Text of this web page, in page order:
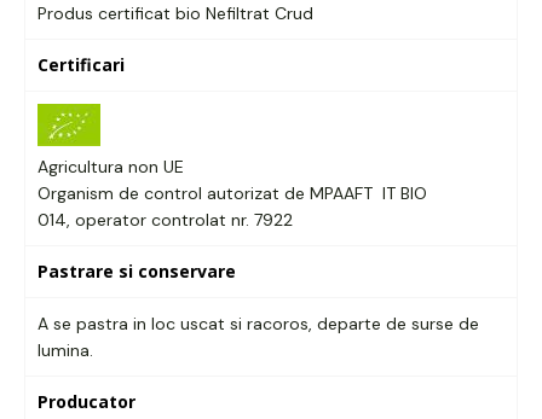
Produs certificat bio Nefiltrat Crud
Certificari
Agricultura non UE
Organism de control autorizat de MPAAFT IT BIO
014, operator controlat nr. 7922
Pastrare si conservare
A se pastra in loc uscat si racoros, departe de surse de
lumina.
Producator